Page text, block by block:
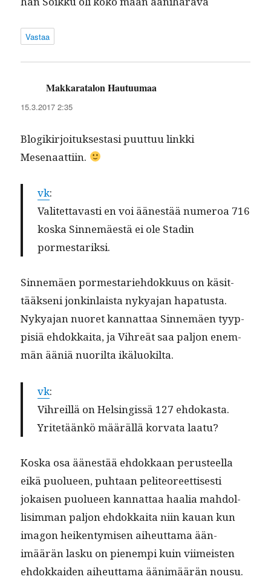
Vastaa
Makkaratalon Hautuumaa
15.3.2017 2:35
Blogikir­joituk­ses­tasi puut­tuu link­ki
Mesenaattiin.
vk:
Valitet­tavasti en voi äänestää numeroa 716
kos­ka Sin­nemäestä ei ole Stadin
pormestariksi.
Sin­nemäen pormes­tariehdokku­us on käsit­
tääk­seni jonkin­laista nykya­jan hap­a­tus­ta.
Nykya­jan nuoret kan­nat­taa Sin­nemäen tyyp­
pisiä ehdokkai­ta, ja Vihreät saa paljon enem­
män ääniä nuo­ril­ta ikäluokilta.
vk:
Vihreil­lä on Helsingis­sä 127 ehdokas­ta.
Yritetäänkö määräl­lä kor­va­ta laatu?
Kos­ka osa äänestää ehdokkaan perus­teel­la
eikä puolueen, puh­taan peli­te­o­reet­tis­es­ti
jokaisen puolueen kan­nat­taa haalia mah­dol­
lisim­man paljon ehdokkai­ta niin kauan kun
imagon heiken­tymisen aiheut­ta­ma ään­
imäärän lasku on pienem­pi kuin viimeis­ten
ehdokkaiden aiheut­ta­ma ään­imäärän nousu.